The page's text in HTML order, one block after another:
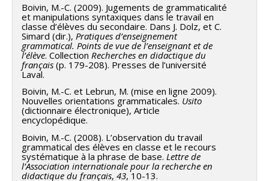
Boivin, M.-C. (2009). Jugements de grammaticalité
et manipulations syntaxiques dans le travail en
classe d’élèves du secondaire. Dans J. Dolz, et C.
Simard (dir.), Pratiques d’enseignement
grammatical. Points de vue de l’enseignant et de
l’élève. Collection Recherches en didactique du
français (p. 179-208). Presses de l’université
Laval.
Boivin, M.-C. et Lebrun, M. (mise en ligne 2009).
Nouvelles orientations grammaticales. Usito
(dictionnaire électronique), Article
encyclopédique.
Boivin, M.-C. (2008). L’observation du travail
grammatical des élèves en classe et le recours
systématique à la phrase de base. Lettre de
l’Association internationale pour la recherche en
didactique du français, 43, 10-13.